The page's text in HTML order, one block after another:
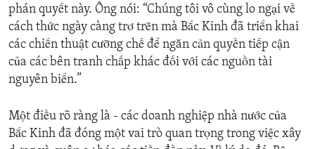
phán quyết này. Ông nói: “Chúng tôi vô cùng lo ngại về
cách thức ngày càng trơ trẽn mà Bắc Kinh đã triển khai
các chiến thuật cưỡng chế để ngăn cản quyền tiếp cận
của các bên tranh chấp khác đối với các nguồn tài
nguyên biển.”
Một điều rõ ràng là - các doanh nghiệp nhà nước của
Bắc Kinh đã đóng một vai trò quan trọng trong việc xây